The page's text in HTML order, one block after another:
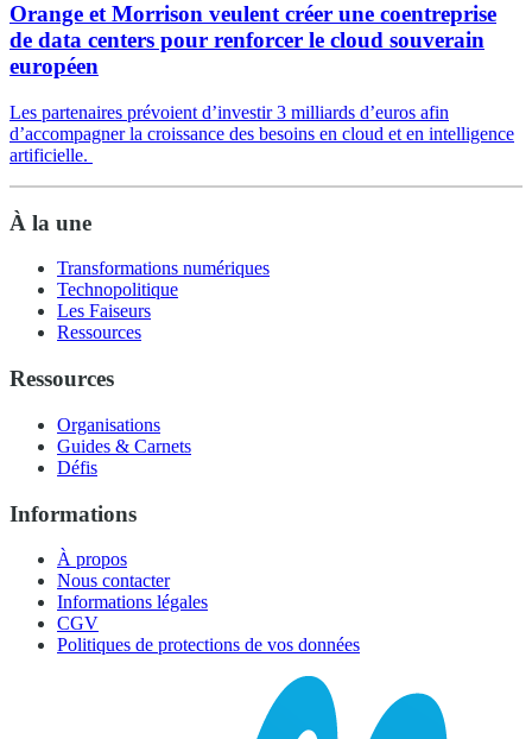
Orange et Morrison veulent créer une coentreprise
de data centers pour renforcer le cloud souverain
européen
Les partenaires prévoient d’investir 3 milliards d’euros afin
d’accompagner la croissance des besoins en cloud et en intelligence
artificielle.
À la une
Transformations numériques
Technopolitique
Les Faiseurs
Ressources
Ressources
Organisations
Guides & Carnets
Défis
Informations
À propos
Nous contacter
Informations légales
CGV
Politiques de protections de vos données